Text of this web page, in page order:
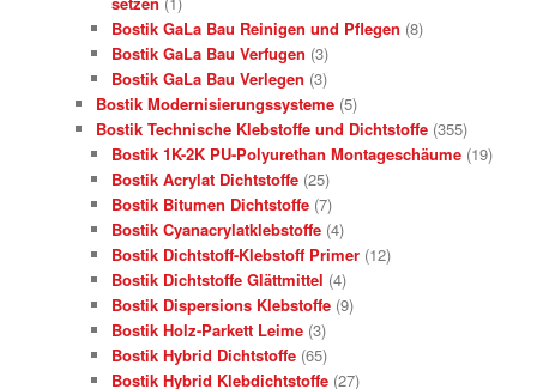
Bostik GaLa Bau Reinigen und Pflegen (8)
Bostik GaLa Bau Verfugen (3)
Bostik GaLa Bau Verlegen (3)
Bostik Modernisierungssysteme (5)
Bostik Technische Klebstoffe und Dichtstoffe (355)
Bostik 1K-2K PU-Polyurethan Montageschäume (19)
Bostik Acrylat Dichtstoffe (25)
Bostik Bitumen Dichtstoffe (7)
Bostik Cyanacrylatklebstoffe (4)
Bostik Dichtstoff-Klebstoff Primer (12)
Bostik Dichtstoffe Glättmittel (4)
Bostik Dispersions Klebstoffe (9)
Bostik Holz-Parkett Leime (3)
Bostik Hybrid Dichtstoffe (65)
Bostik Hybrid Klebdichtstoffe (27)